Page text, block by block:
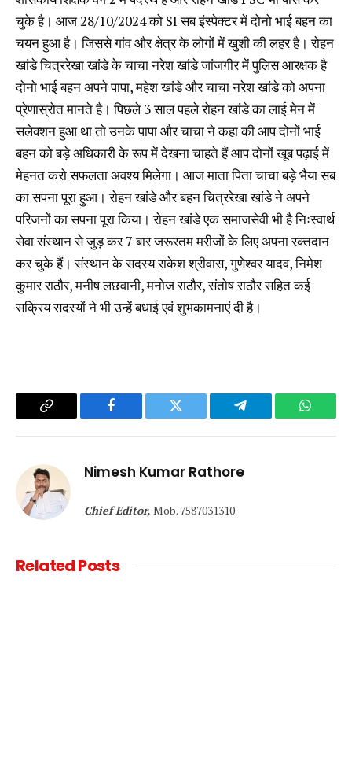
चुके है। आज 28/10/2024 को SI सब इंस्पेक्टर में दोनो भाई बहन का
चयन हुआ है। जिससे गांव और क्षेत्र के लोगों में खुशी की लहर है। रोहन
खांडे चित्ररेखा खांडे के चाचा नरेश खांडे जांजगीर में पुलिस आरक्षक है
दोनो भाई बहन अपने पापा, महेश खांडे और चाचा नरेश खांडे को अपना
प्रेणास्रोत मानते है। पिछले 3 साल पहले रोहन खांडे का लाई मेन में
सलेक्शन हुआ था तो उनके पापा और चाचा ने कहा की आप दोनों भाई
बहन को बड़े अधिकारी के रूप में देखना चाहते हैं आप दोनों खूब पढ़ाई में
मेहनत करो सफलता अवश्य मिलेगा। आज माता पिता चाचा बड़े भैया सब
का सपना पूरा हुआ। रोहन खांडे और बहन चित्ररेखा खांडे ने अपने
परिजनों का सपना पूरा किया। रोहन खांडे एक समाजसेवी भी है निःस्वार्थ
सेवा संस्थान से जुड़ कर 7 बार जरूरतम मरीजों के लिए अपना रक्तदान
कर चुके हैं। संस्थान के सदस्य राकेश श्रीवास, गुणेश्वर यादव, निमेश
कुमार राठौर, मनीष लछवानी, मनोज राठौर, संतोष राठौर सहित कई
सक्रिय सदस्यों ने भी उन्हें बधाई एवं शुभकामनाएं दी है।
Copy
Facebook Twitter Telegram
Nimesh Kumar Rathore
Chief Editor, Mob. 7587031310
RelatedPosts